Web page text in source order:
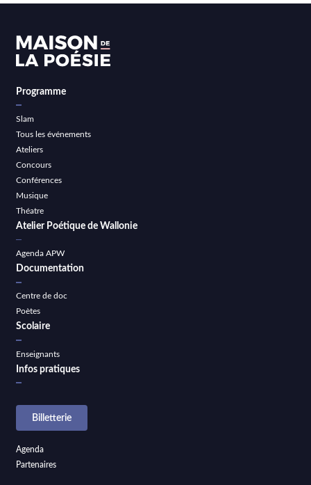
Programme
Slam
Tous les événements
Ateliers
Concours
Conférences
Musique
Théatre
Atelier Poétique de Wallonie
Agenda APW
Documentation
Centre de doc
Poètes
Scolaire
Enseignants
Infos pratiques
Billetterie
Agenda
Partenaires